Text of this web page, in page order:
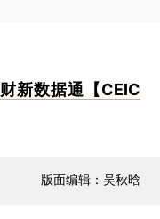
财新数据通【CEIC
版面编辑：吴秋晗